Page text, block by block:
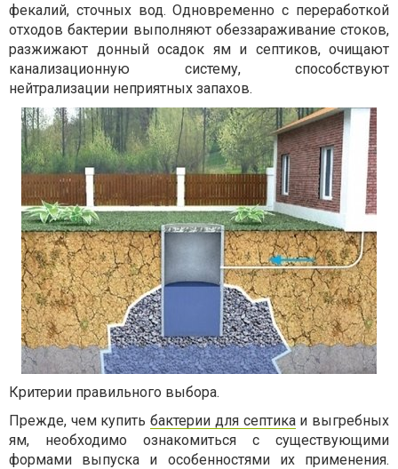
фекалий, сточных вод. Одновременно с переработкой
отходов бактерии выполняют обеззараживание стоков,
разжижают донный осадок ям и септиков, очищают
канализационную систему, способствуют
нейтрализации неприятных запахов.
Критерии правильного выбора.
Прежде, чем купитьбактерии для септикаи выгребных
ям, необходимо ознакомиться с существующими
формами выпуска и особенностями их применения.